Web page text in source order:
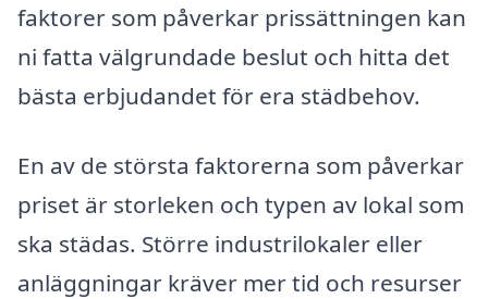
faktorer som påverkar prissättningen kan
ni fatta välgrundade beslut och hitta det
bästa erbjudandet för era städbehov.
En av de största faktorerna som påverkar
priset är storleken och typen av lokal som
ska städas. Större industrilokaler eller
anläggningar kräver mer tid och resurser